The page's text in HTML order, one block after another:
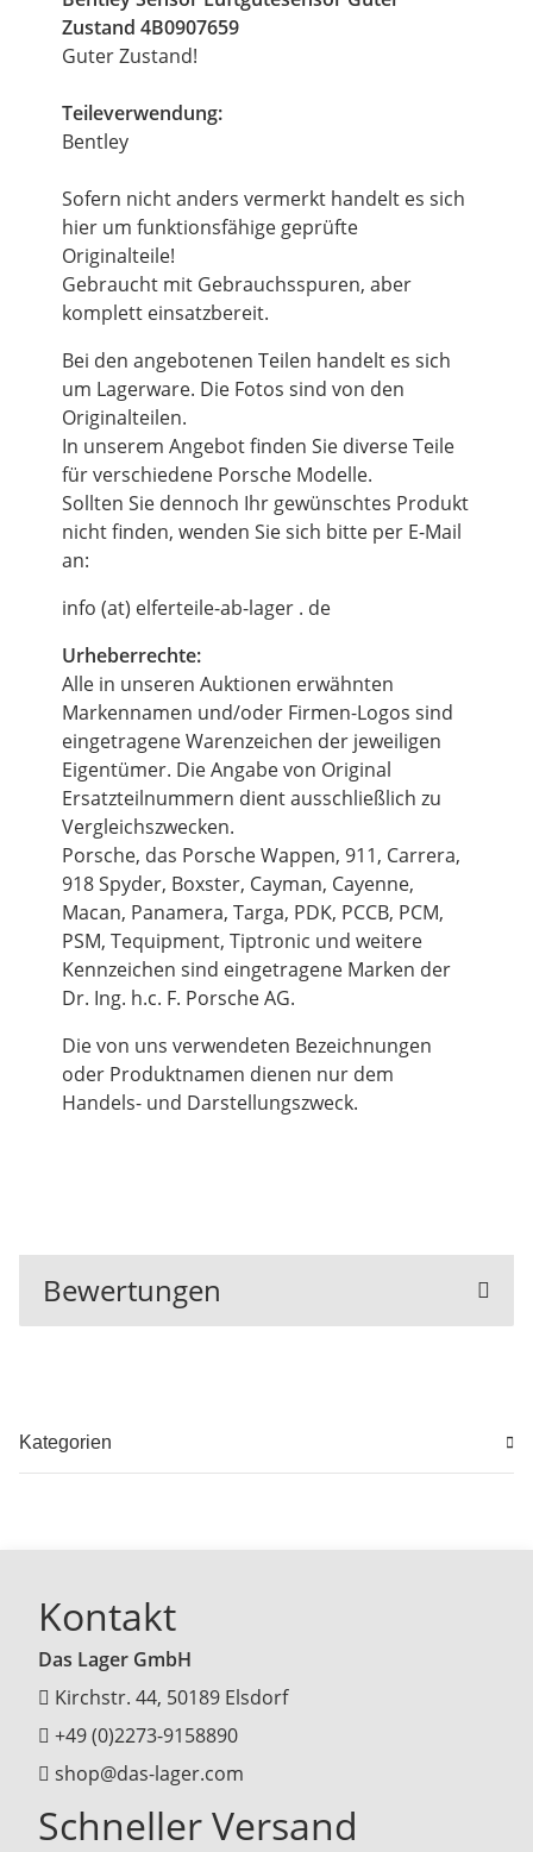
Zustand 4B0907659
Guter Zustand!
Teileverwendung:
Bentley
Sofern nicht anders vermerkt handelt es sich
hier um funktionsfähige geprüfte
Originalteile!
Gebraucht mit Gebrauchsspuren, aber
komplett einsatzbereit.
Bei den angebotenen Teilen handelt es sich
um Lagerware. Die Fotos sind von den
Originalteilen.
In unserem Angebot finden Sie diverse Teile
für verschiedene Porsche Modelle.
Sollten Sie dennoch Ihr gewünschtes Produkt
nicht finden, wenden Sie sich bitte per E-Mail
an:
info (at) elferteile-ab-lager . de
Urheberrechte:
Alle in unseren Auktionen erwähnten
Markennamen und/oder Firmen-Logos sind
eingetragene Warenzeichen der jeweiligen
Eigentümer. Die Angabe von Original
Ersatzteilnummern dient ausschließlich zu
Vergleichszwecken.
Porsche, das Porsche Wappen, 911, Carrera,
918 Spyder, Boxster, Cayman, Cayenne,
Macan, Panamera, Targa, PDK, PCCB, PCM,
PSM, Tequipment, Tiptronic und weitere
Kennzeichen sind eingetragene Marken der
Dr. Ing. h.c. F. Porsche AG.
Die von uns verwendeten Bezeichnungen
oder Produktnamen dienen nur dem
Handels- und Darstellungszweck.
Bewertungen
Kategorien
Kontakt
Das Lager GmbH
Kirchstr. 44, 50189 Elsdorf
+49 (0)2273-9158890
shop@das-lager.com
Schneller Versand